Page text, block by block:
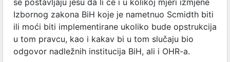
Izbornog zakona BiH koje je nametnuo Scmidth biti
ili moći biti implementirane ukoliko bude opstrukcija
u tom pravcu, kao i kakav bi u tom slučaju bio
odgovor nadležnih institucija BiH, ali i OHR-a.